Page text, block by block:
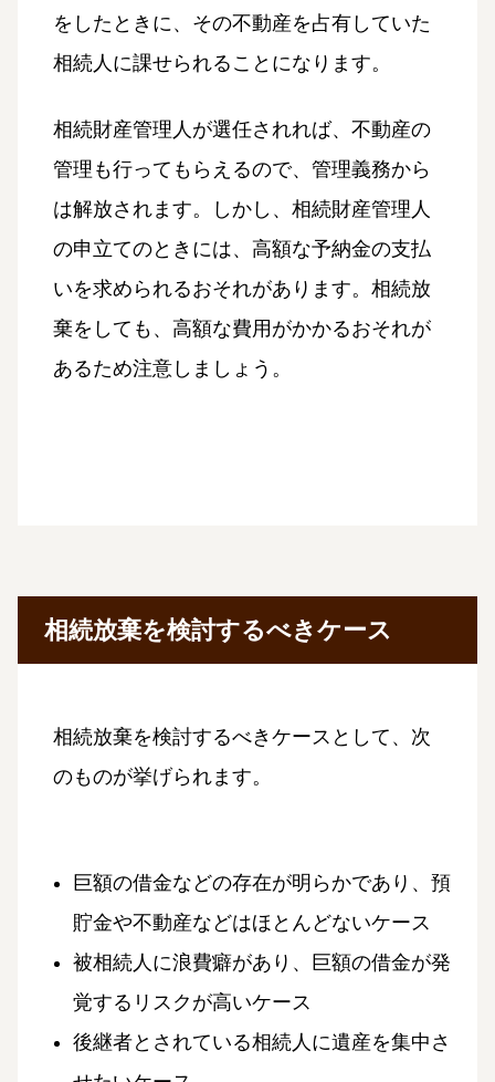
をしたときに、その不動産を占有していた
相続人に課せられることになります。
相続財産管理人が選任されれば、不動産の
管理も行ってもらえるので、管理義務から
は解放されます。しかし、相続財産管理人
の申立てのときには、高額な予納金の支払
いを求められるおそれがあります。相続放
棄をしても、高額な費用がかかるおそれが
あるため注意しましょう。
相続放棄を検討するべきケース
相続放棄を検討するべきケースとして、次
のものが挙げられます。
巨額の借金などの存在が明らかであり、預
貯金や不動産などはほとんどないケース
被相続人に浪費癖があり、巨額の借金が発
覚するリスクが高いケース
後継者とされている相続人に遺産を集中さ